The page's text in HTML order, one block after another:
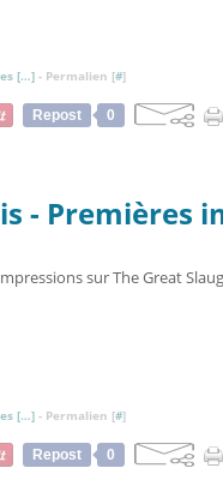
[…] - Permalien [#]
Repost
0
- Premières
[…] - Permalien [#]
Repost
0